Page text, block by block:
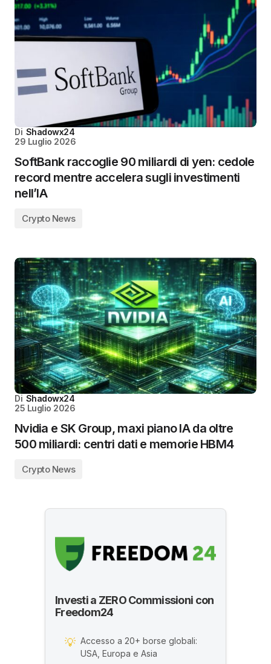
Di Shadowx24
29 Luglio 2026
SoftBank raccoglie 90 miliardi di yen: cedole
record mentre accelera sugli investimenti
nell’IA
Crypto News
Di Shadowx24
25 Luglio 2026
Nvidia e SK Group, maxi piano IA da oltre
500 miliardi: centri dati e memorie HBM4
Crypto News
Investi a ZERO Commissioni con
Freedom24
💡 Accesso a 20+ borse globali:
USA, Europa e Asia